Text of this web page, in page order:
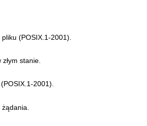
(POSIX.1-2001).
stanie.
2001).